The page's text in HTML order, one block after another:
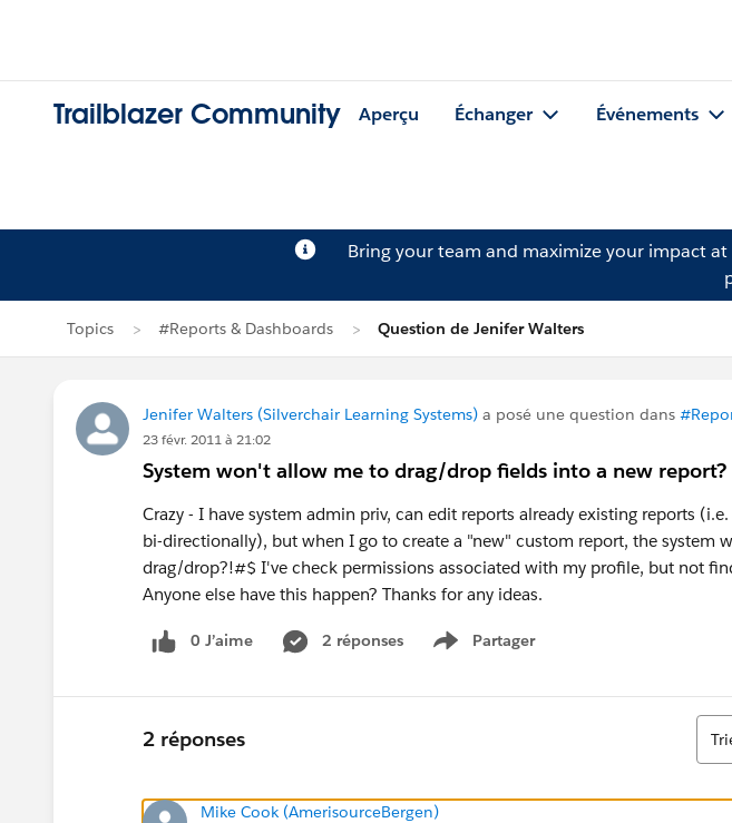
Trailblazer Community Aperçu Échanger Événements
Bring your team and maximize your impact
Topics #Reports & Dashboards Question de Jenifer Walters
Jenifer Walters (Silverchair Learning Systems) a posé une question dans
23 févr. 2011 à 21:02
System won't allow me to drag/drop fields into a new report?
Crazy - I have system admin priv, can edit reports already existing reports
bi-directionally), but when I go to create a "new" custom report, the system
drag/drop?!#$ I've check permissions associated with my profile, but not
Anyone else have this happen? Thanks for any ideas.
0 J’aime 2 réponses Partager
Show menu
2 réponses
Tri
Mike Cook (AmerisourceBergen)